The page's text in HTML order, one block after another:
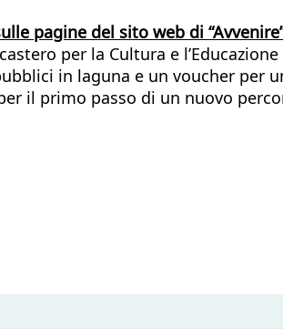
pagine del sito web di
per la Cultura e
in laguna e un voucher
il primo passo di un nuovo